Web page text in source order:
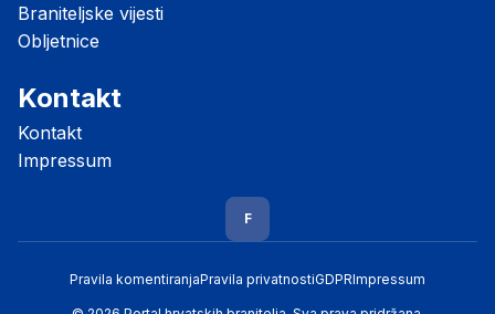
Braniteljske vijesti
Obljetnice
Kontakt
Kontakt
Impressum
F
Pravila komentiranjaPravila privatnostiGDPRImpressum